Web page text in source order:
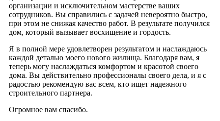
организации и исключительном мастерстве ваших
сотрудников. Вы справились с задачей невероятно быстро,
при этом не снижая качество работ. В результате получился
дом, который вызывает восхищение и гордость.
Я в полной мере удовлетворен результатом и наслаждаюсь
каждой деталью моего нового жилища. Благодаря вам, я
теперь могу наслаждаться комфортом и красотой своего
дома. Вы действительно профессионалы своего дела, и я с
радостью рекомендую вас всем, кто ищет надежного
строительного партнера.
Огромное вам спасибо.